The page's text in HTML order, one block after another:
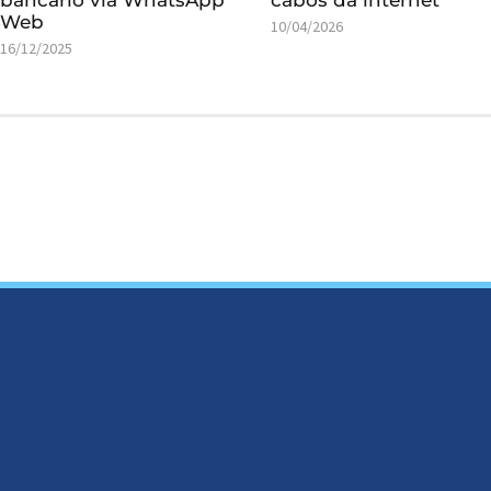
Web
16/12/2025
10/04/2026